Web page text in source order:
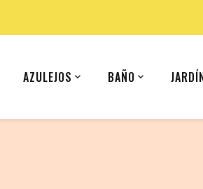
AZULEJOS BAÑO
States).